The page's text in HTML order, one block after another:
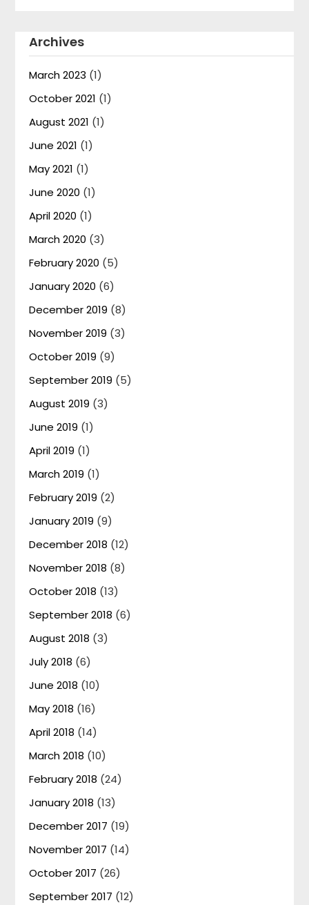
Archives
March 2023 (1)
October 2021 (1)
August 2021 (1)
June 2021 (1)
May 2021 (1)
June 2020 (1)
April 2020 (1)
March 2020 (3)
February 2020 (5)
January 2020 (6)
December 2019 (8)
November 2019 (3)
October 2019 (9)
September 2019 (5)
August 2019 (3)
June 2019 (1)
April 2019 (1)
March 2019 (1)
February 2019 (2)
January 2019 (9)
December 2018 (12)
November 2018 (8)
October 2018 (13)
September 2018 (6)
August 2018 (3)
July 2018 (6)
June 2018 (10)
May 2018 (16)
April 2018 (14)
March 2018 (10)
February 2018 (24)
January 2018 (13)
December 2017 (19)
November 2017 (14)
October 2017 (26)
September 2017 (12)